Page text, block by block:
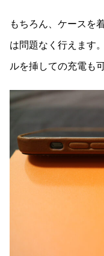
もちろん、ケースを
は問題なく行えます
ルを挿しての充電も